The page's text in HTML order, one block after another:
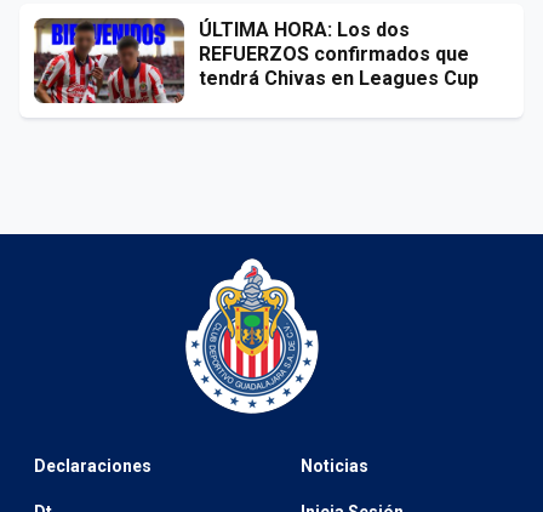
ÚLTIMA HORA: Los dos
REFUERZOS confirmados que
tendrá Chivas en Leagues Cup
Declaraciones Noticias